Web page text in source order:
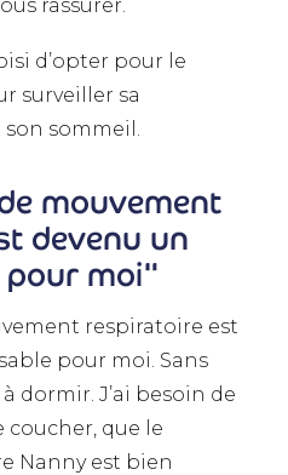
rassurer.
d’opter pour le
surveiller sa
sommeil.
mouvement
devenu un
pour moi"
respiratoire est
pour moi. Sans
dormir. J’ai besoin de
coucher, que le
Nanny est bien